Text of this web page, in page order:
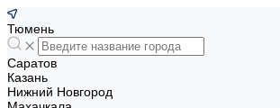
Тюмень
Саратов
Казань
Нижний Новгород